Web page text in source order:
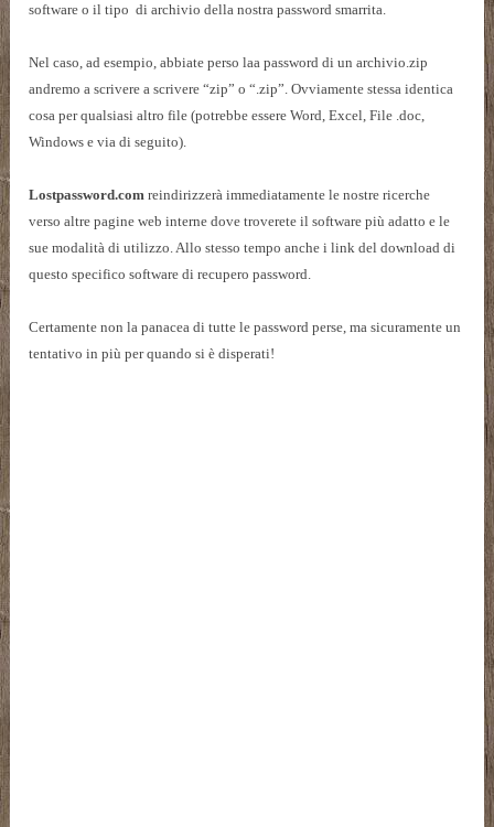
software o il tipo di archivio della nostra password smarrita.
Nel caso, ad esempio, abbiate perso laa password di un archivio.zip
andremo a scrivere a scrivere “zip” o “.zip”. Ovviamente stessa identica
cosa per qualsiasi altro file (potrebbe essere Word, Excel, File .doc,
Windows e via di seguito).
Lostpassword.comreindirizzerà immediatamente le nostre ricerche
verso altre pagine web interne dove troverete il software più adatto e le
sue modalità di utilizzo. Allo stesso tempo anche i link del download di
questo specifico software di recupero password.
Certamente non la panacea di tutte le password perse, ma sicuramente un
tentativo in più per quando si è disperati!